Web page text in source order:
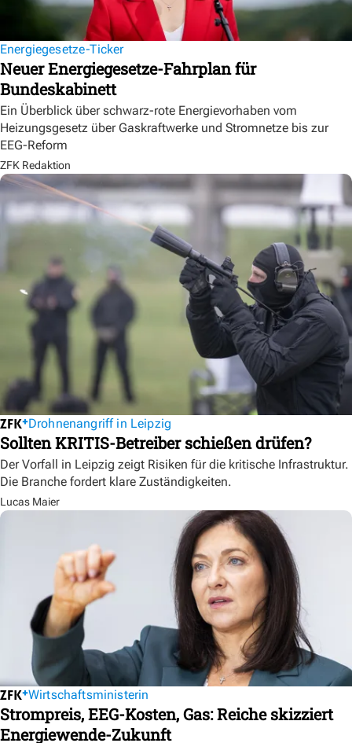
Energiegesetze-Ticker
Neuer Energiegesetze-Fahrplan für
Bundeskabinett
Ein Überblick über schwarz-rote Energievorhaben vom
Heizungsgesetz über Gaskraftwerke und Stromnetze bis zur
EEG-Reform
ZFK Redaktion
Drohnenangriff in Leipzig
Sollten KRITIS-Betreiber schießen drüfen?
Der Vorfall in Leipzig zeigt Risiken für die kritische Infrastruktur.
Die Branche fordert klare Zuständigkeiten.
Lucas Maier
Wirtschaftsministerin
Strompreis, EEG-Kosten, Gas: Reiche skizziert
Energiewende-Zukunft